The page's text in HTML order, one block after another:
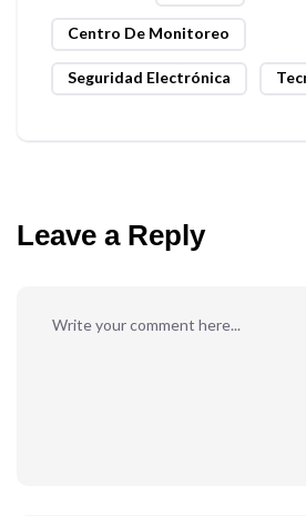
Centro De Monitoreo
Seguridad Electrónica
Leave a Reply